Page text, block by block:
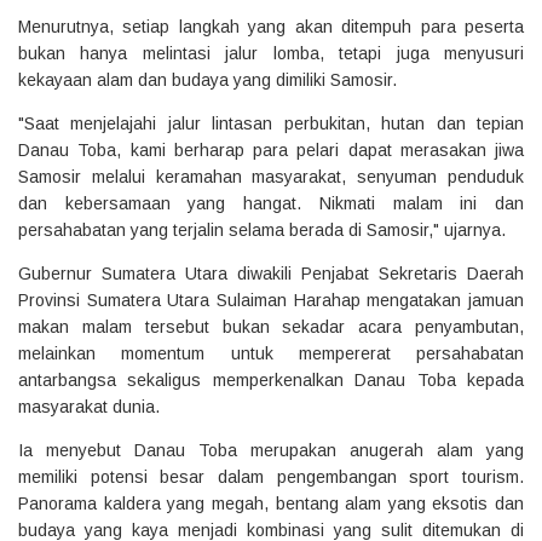
Menurutnya, setiap langkah yang akan ditempuh para peserta
bukan hanya melintasi jalur lomba, tetapi juga menyusuri
kekayaan alam dan budaya yang dimiliki Samosir.
"Saat menjelajahi jalur lintasan perbukitan, hutan dan tepian
Danau Toba, kami berharap para pelari dapat merasakan jiwa
Samosir melalui keramahan masyarakat, senyuman penduduk
dan kebersamaan yang hangat. Nikmati malam ini dan
persahabatan yang terjalin selama berada di Samosir," ujarnya.
Gubernur Sumatera Utara diwakili Penjabat Sekretaris Daerah
Provinsi Sumatera Utara Sulaiman Harahap mengatakan jamuan
makan malam tersebut bukan sekadar acara penyambutan,
melainkan momentum untuk mempererat persahabatan
antarbangsa sekaligus memperkenalkan Danau Toba kepada
masyarakat dunia.
Ia menyebut Danau Toba merupakan anugerah alam yang
memiliki potensi besar dalam pengembangan sport tourism.
Panorama kaldera yang megah, bentang alam yang eksotis dan
budaya yang kaya menjadi kombinasi yang sulit ditemukan di